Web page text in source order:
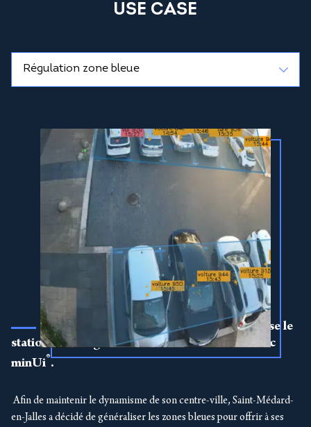
USE CASE
La ville de Saint-Médard-en-Jalles optimise le
stationnement gratuit dans son centre-ville avec
minUi®.
Afin de maintenir le dynamisme de son centre-ville, Saint-Médard-
en-Jalles a décidé de généraliser les zones bleues pour offrir à ses